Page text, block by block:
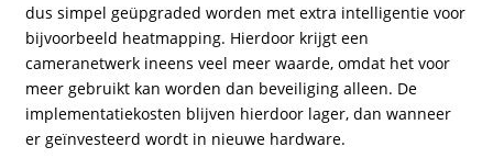
dus simpel geüpgraded worden met extra intelligentie voor
bijvoorbeeld heatmapping. Hierdoor krijgt een
cameranetwerk ineens veel meer waarde, omdat het voor
meer gebruikt kan worden dan beveiliging alleen. De
implementatiekosten blijven hierdoor lager, dan wanneer
er geïnvesteerd wordt in nieuwe hardware.